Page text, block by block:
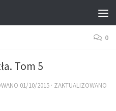
0
Tom 5
01/10/2015 · ZAKTUALIZOWANO